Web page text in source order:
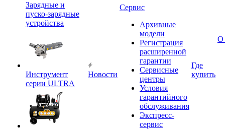
Зарядные и
пуско-зарядные
устройства
Инструмент
серии ULTRA
Новости
Сервис
Архивные
модели
Регистрация
расширенной
гарантии
Сервисные
центры
Условия
гарантийного
обслуживания
Экспресс-
сервис
Где
купить
О